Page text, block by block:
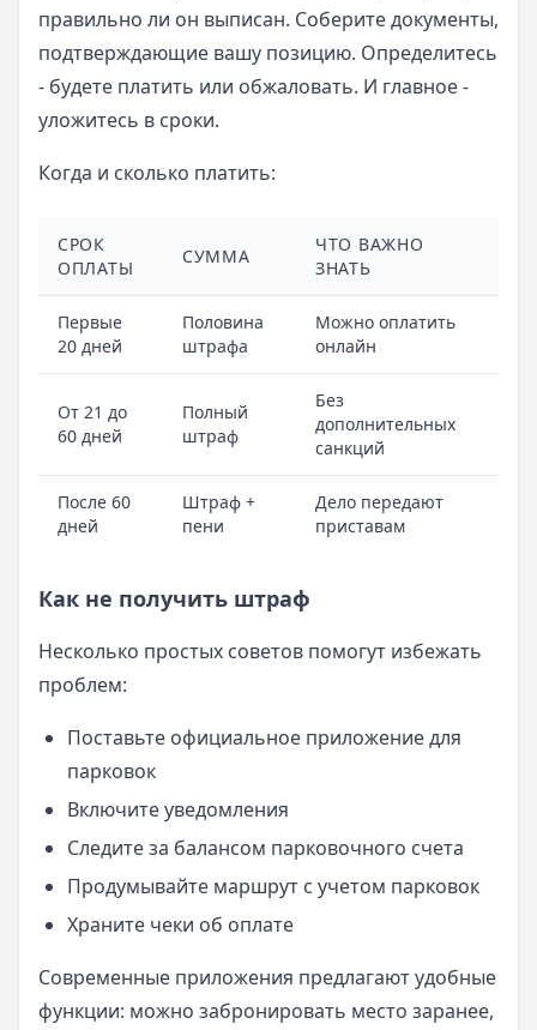
правильно ли он выписан. Соберите документы,
подтверждающие вашу позицию. Определитесь
- будете платить или обжаловать. И главное -
уложитесь в сроки.
Когда и сколько платить:
СРОК
ОПЛАТЫ
СУММА
ЧТО ВАЖНО
ЗНАТЬ
Первые
20 дней
Половина
штрафа
Можно оплатить
онлайн
От 21 до
60 дней
Полный
штраф
Без
дополнительных
санкций
После 60
дней
Штраф +
пени
Дело передают
приставам
Как не получить штраф
Несколько простых советов помогут избежать
проблем:
Поставьте официальное приложение для
парковок
Включите уведомления
Следите за балансом парковочного счета
Продумывайте маршрут с учетом парковок
Храните чеки об оплате
Современные приложения предлагают удобные
функции: можно забронировать место заранее,